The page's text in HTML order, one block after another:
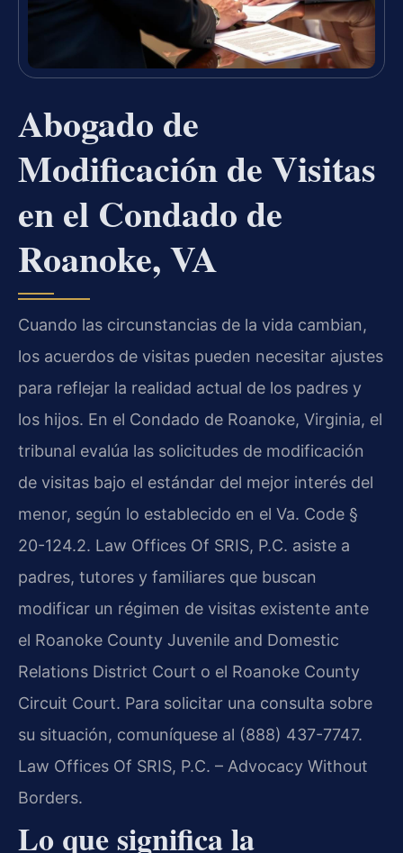
Abogado de
Modificación de Visitas
en el Condado de
Roanoke, VA
Cuando las circunstancias de la vida cambian,
los acuerdos de visitas pueden necesitar ajustes
para reflejar la realidad actual de los padres y
los hijos. En el Condado de Roanoke, Virginia, el
tribunal evalúa las solicitudes de modificación
de visitas bajo el estándar del mejor interés del
menor, según lo establecido en el Va. Code §
20-124.2. Law Offices Of SRIS, P.C. asiste a
padres, tutores y familiares que buscan
modificar un régimen de visitas existente ante
el Roanoke County Juvenile and Domestic
Relations District Court o el Roanoke County
Circuit Court. Para solicitar una consulta sobre
su situación, comuníquese al (888) 437-7747.
Law Offices Of SRIS, P.C. – Advocacy Without
Borders.
Lo que significa la